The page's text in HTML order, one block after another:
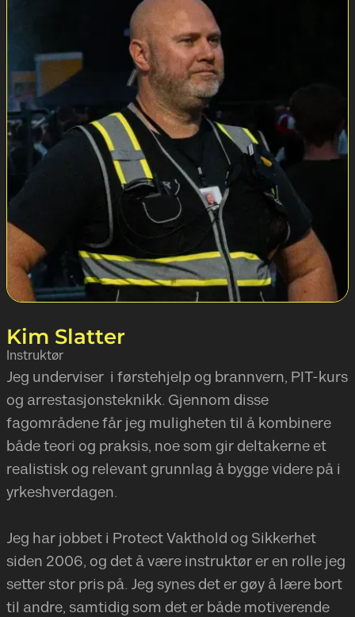
Kim Slatter
Instruktør
Jeg underviser i førstehjelp og brannvern, PIT-kurs
og arrestasjonsteknikk. Gjennom disse
fagområdene får jeg muligheten til å kombinere
både teori og praksis, noe som gir deltakerne et
realistisk og relevant grunnlag å bygge videre på i
yrkeshverdagen.
Jeg har jobbet i Protect Vakthold og Sikkerhet
siden 2006, og det å være instruktør er en rolle jeg
setter stor pris på. Jeg synes det er gøy å lære bort
til andre, samtidig som det er både motiverende